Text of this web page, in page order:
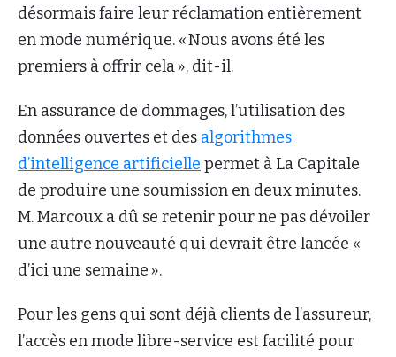
désormais faire leur réclamation entièrement
en mode numérique. « Nous avons été les
premiers à offrir cela », dit-il.
En assurance de dommages, l’utilisation des
données ouvertes et des algorithmes
d’intelligence artificielle permet à La Capitale
de produire une soumission en deux minutes.
M. Marcoux a dû se retenir pour ne pas dévoiler
une autre nouveauté qui devrait être lancée «
d’ici une semaine ».
Pour les gens qui sont déjà clients de l’assureur,
l’accès en mode libre-service est facilité pour